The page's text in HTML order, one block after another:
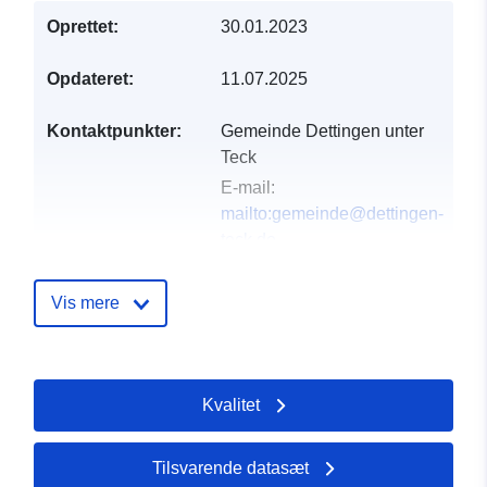
Oprettet: 30.01.2023
Opdateret: 11.07.2025
Kontaktpunkter:
Gemeinde Dettingen unter
Teck
E-mail:
mailto:gemeinde@dettingen-
http://www.dettingen-teck.de
Fortegnelse over
Tilføjet til data.europa.eu: 21
February 2026
Vis mere
Kvalitet
Tilsvarende datasæt